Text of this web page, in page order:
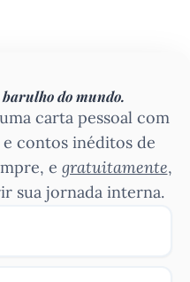
do mundo.
carta pessoal com
contos inéditos de
e gratuitamente,
sua jornada interna.